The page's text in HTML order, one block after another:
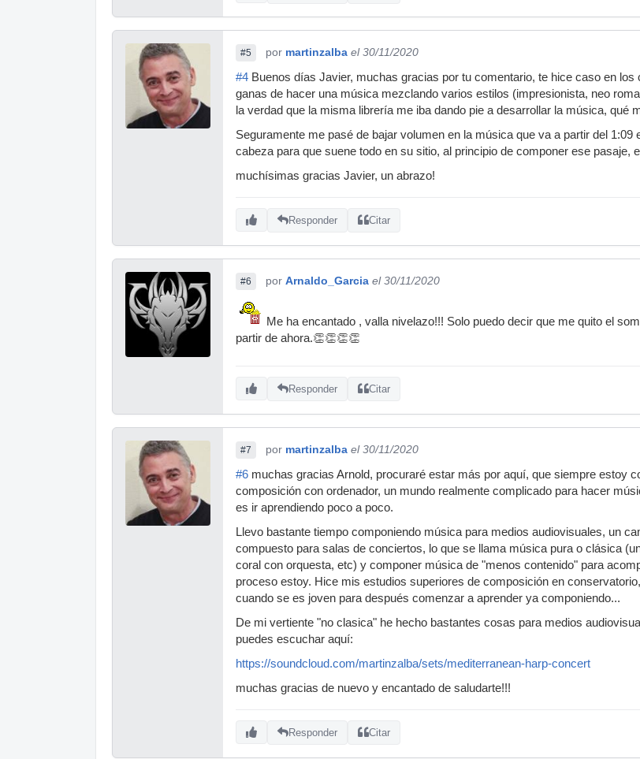
#5 por martinzalba el 30/11/2020
#4 Buenos días Javier, muchas gracias por tu comentario, te hice caso en
ganas de hacer una música mezclando varios estilos (impresionista, neo
la verdad que la misma librería me iba dando pie a desarrollar la música, qué
Seguramente me pasé de bajar volumen en la música que va a partir del
cabeza para que suene todo en su sitio, al principio de componer ese pasaje,
muchísimas gracias Javier, un abrazo!
Responder Citar
#6 por Arnaldo_Garcia el 30/11/2020
Me ha encantado , valla nivelazo!!! Solo puedo decir que me quito el
partir de ahora.👏👏👏👏
Responder Citar
#7 por martinzalba el 30/11/2020
#6 muchas gracias Arnold, procuraré estar más por aquí, que siempre estoy
composición con ordenador, un mundo realmente complicado para hacer
es ir aprendiendo poco a poco.
Llevo bastante tiempo componiendo música para medios audiovisuales, un
compuesto para salas de conciertos, lo que se llama música pura o clásica
coral con orquesta, etc) y componer música de "menos contenido" para
proceso estoy. Hice mis estudios superiores de composición en
cuando se es joven para después comenzar a aprender ya componiendo...
De mi vertiente "no clasica" he hecho bastantes cosas para medios
puedes escuchar aquí:
https://soundcloud.com/martinzalba/sets/mediterranean-harp-concert
muchas gracias de nuevo y encantado de saludarte!!!
Responder Citar